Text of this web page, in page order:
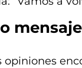
mensaje
opiniones